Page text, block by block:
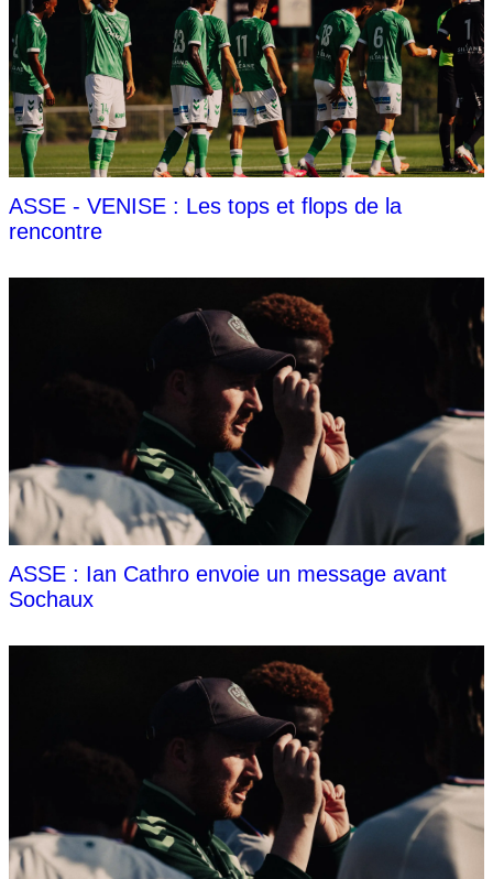
ASSE - VENISE : Les tops et flops de la
rencontre
ASSE : Ian Cathro envoie un message avant
Sochaux